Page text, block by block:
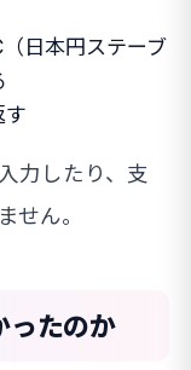
日本円ステーブ
す
力したり、支
せん。
ったのか